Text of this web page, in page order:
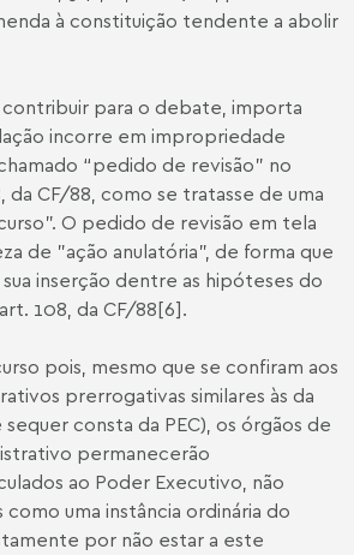
à constituição tendente a abolir
para o debate, importa
incorre em impropriedade
“pedido de revisão” no
da CF/88, como se tratasse de uma
O pedido de revisão em tela
de "ação anulatória", de forma que
sua inserção dentre as hipóteses do
108, da CF/88[6].
pois, mesmo que se confiram aos
prerrogativas similares às da
consta da PEC), os órgãos de
permanecerão
ao Poder Executivo, não
uma instância ordinária do
por não estar a este